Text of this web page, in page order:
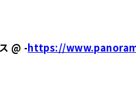
@ -https://